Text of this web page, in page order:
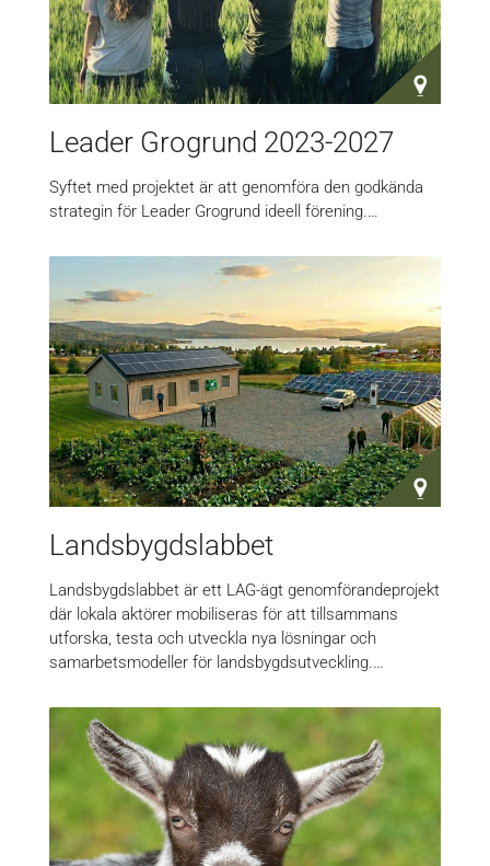
Leader Grogrund 2023-2027
Syftet med projektet är att genomföra den godkända
strategin för Leader Grogrund ideell förening.…
Landsbygdslabbet
Landsbygdslabbet är ett LAG-ägt genomförandeprojekt
där lokala aktörer mobiliseras för att tillsammans
utforska, testa och utveckla nya lösningar och
samarbetsmodeller för landsbygdsutveckling.…